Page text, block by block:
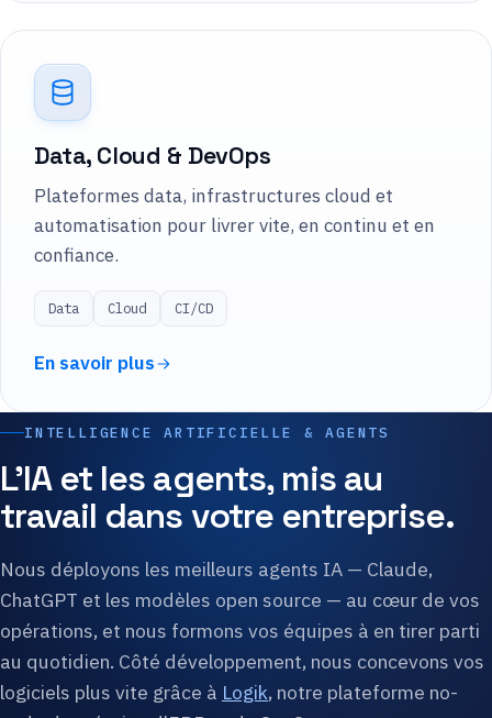
Data, Cloud & DevOps
Plateformes data, infrastructures cloud et
automatisation pour livrer vite, en continu et en
confiance.
Data Cloud CI/CD
En savoir plus
INTELLIGENCE ARTIFICIELLE & AGENTS
L'IA et les agents, mis au
travail dans votre entreprise.
Nous déployons les meilleurs agents IA — Claude,
ChatGPT et les modèles open source — au cœur de vos
opérations, et nous formons vos équipes à en tirer parti
au quotidien. Côté développement, nous concevons vos
logiciels plus vite grâce à Logik, notre plateforme no-